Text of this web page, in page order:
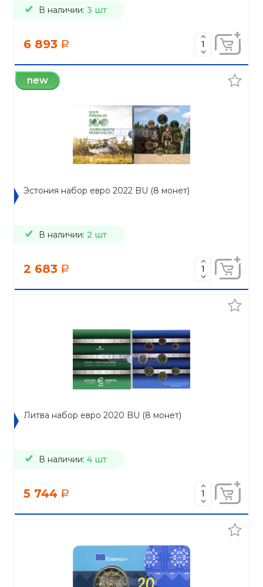
В наличии: 3 шт
6 893 a
new
Эстония набор евро 2022 BU (8 монет)
В наличии: 2 шт
2 683 a
Литва набор евро 2020 BU (8 монет)
В наличии: 4 шт
5 744 a